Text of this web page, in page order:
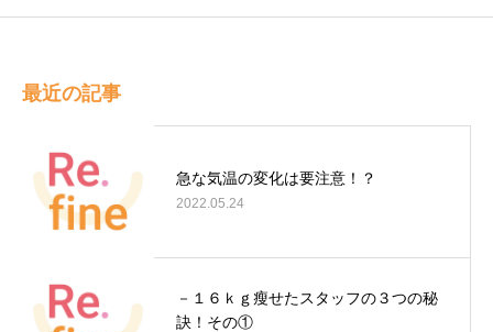
最近の記事
急な気温の変化は要注意！？
2022.05.24
－１６ｋｇ瘦せたスタッフの３つの秘
訣！その①